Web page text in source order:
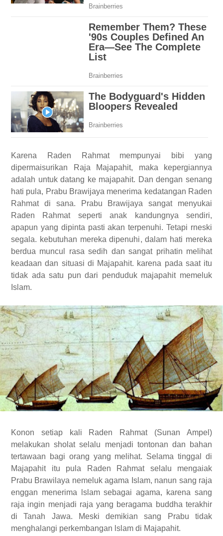
Karena Raden Rahmat mempunyai bibi yang
dipermaisurikan Raja Majapahit, maka kepergiannya
adalah untuk datang ke majapahit. Dan dengan senang
hati pula, Prabu Brawijaya menerima kedatangan Raden
Rahmat di sana. Prabu Brawijaya sangat menyukai
Raden Rahmat seperti anak kandungnya sendiri,
apapun yang dipinta pasti akan terpenuhi. Tetapi rneski
segala. kebutuhan mereka dipenuhi, dalam hati mereka
berdua muncul rasa sedih dan sangat prihatin melihat
keadaan dan situasi di Majapahit. karena pada saat itu
tidak ada satu pun dari penduduk majapahit memeluk
Islam.
Konon setiap kali Raden Rahmat (Sunan Ampel)
melakukan sholat selalu menjadi tontonan dan bahan
tertawaan bagi orang yang melihat. Selama tinggal di
Majapahit itu pula Raden Rahmat selalu mengaiak
Prabu Brawilaya nemeluk agama Islam, nanun sang raja
enggan menerima lslam sebagai agama, karena sang
raja ingin menjadi raja yang beragama buddha terakhir
di Tanah Jawa. Meski demikian sang Prabu tidak
menghalangi perkembangan lslam di Majapahit.